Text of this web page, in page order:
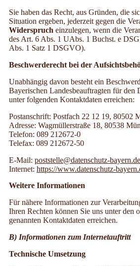
Sie haben das Recht, aus Gründen, die
Situation ergeben, jederzeit gegen die
Widerspruch einzulegen, wenn die
des Art. 6 Abs. 1 UAbs. 1 Buchst. e
Abs. 1 Satz 1 DSGVO).
Beschwerderecht bei der
Unabhängig davon besteht ein
Bayerischen Landesbeauftragten für den
unter folgenden Kontaktdaten erreichen:
Postanschrift: Postfach 22 12 19, 80502
Adresse: Wagmüllerstraße 18, 80538
Telefon: 089 212672-0
Telefax: 089 212672-50
E-Mail: poststelle@datenschutz-bayern.de
Internet: https://www.datenschutz-
Weitere Informationen
Für nähere Informationen zur
Ihren Rechten können Sie uns unter den
genannten Kontaktdaten erreichen.
B) Informationen zum Internetauftritt
Technische Umsetzung